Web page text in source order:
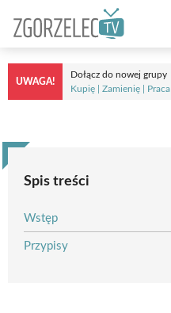
treści
UWAGA!
Dołącz do nowej grupy
Kupię | Zamienię | Praca
Spis treści
Wstęp
Przypisy